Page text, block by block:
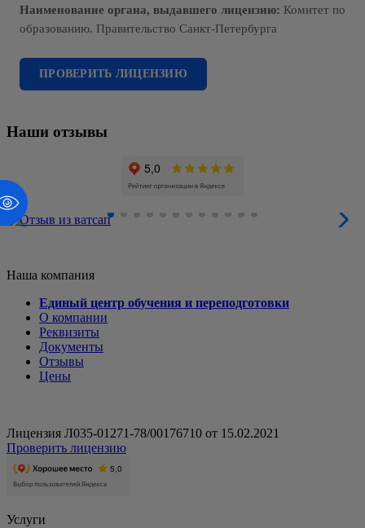
Наименование органа, выдавшего лицензию: Комитет по
образованию. Правительство Санкт-Петербурга
ПРОВЕРИТЬ ЛИЦЕНЗИЮ
Наши отзывы
Наша компания
Единый центр обучения и переподготовки
О компании
Реквизиты
Документы
Отзывы
Цены
Лицензия Л035-01271-78/00176710 от 15.02.2021
Проверить лицензию
Услуги